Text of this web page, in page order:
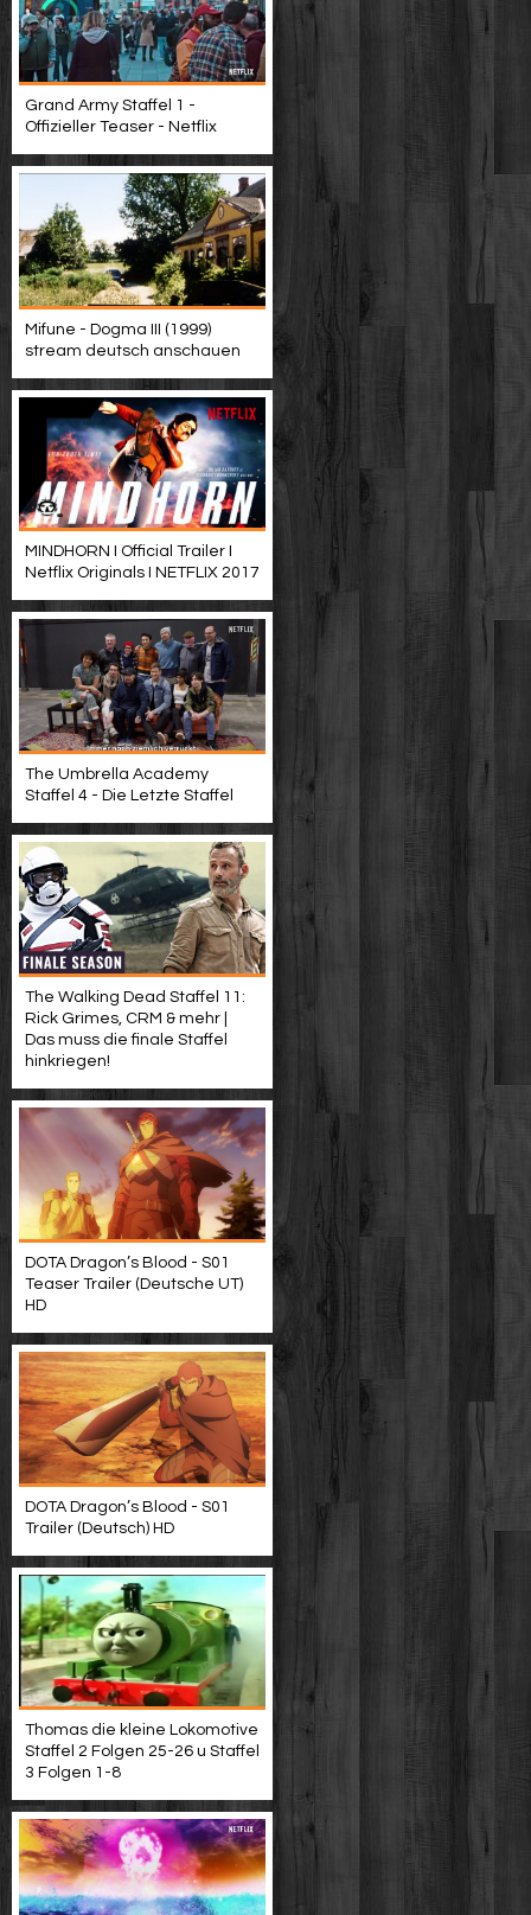
Grand Army Staffel 1 -
Offizieller Teaser - Netflix
Mifune - Dogma III (1999)
stream deutsch anschauen
MINDHORN I Official Trailer I
Netflix Originals I NETFLIX 2017
The Umbrella Academy
Staffel 4 - Die Letzte Staffel
The Walking Dead Staffel 11:
Rick Grimes, CRM & mehr |
Das muss die finale Staffel
hinkriegen!
DOTA Dragon’s Blood - S01
Teaser Trailer (Deutsche UT)
HD
DOTA Dragon’s Blood - S01
Trailer (Deutsch) HD
Thomas die kleine Lokomotive
Staffel 2 Folgen 25-26 u Staffel
3 Folgen 1-8